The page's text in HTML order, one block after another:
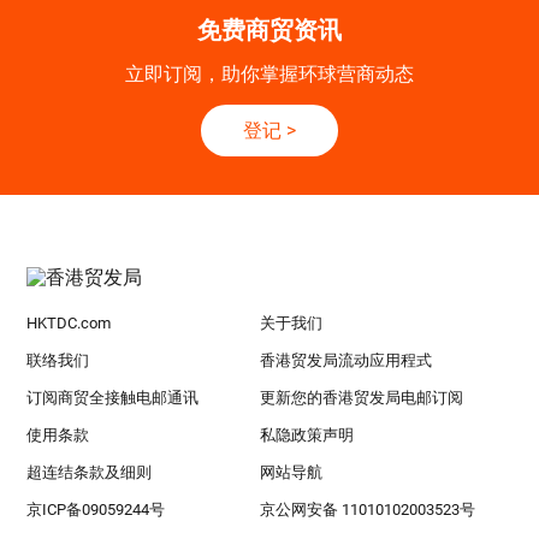
免费商贸资讯
立即订阅，助你掌握环球营商动态
登记 >
HKTDC.com 关于我们
联络我们 香港贸发局流动应用程式
订阅商贸全接触电邮通讯 更新您的香港贸发局电邮订阅
使用条款 私隐政策声明
超连结条款及细则 网站导航
京ICP备09059244号 京公网安备 11010102003523号